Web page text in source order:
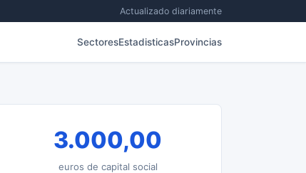
Actualizado diariamente
SectoresEstadisticasProvincias
3.000,00
euros de capital social